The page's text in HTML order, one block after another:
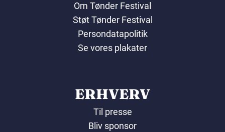
Om Tønder Festival
Støt Tønder Festival
Persondatapolitik
Se vores plakater
ERHVERV
Til presse
Bliv sponsor